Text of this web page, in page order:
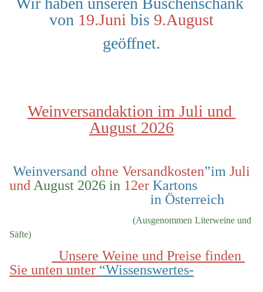
von 19.Juni bis 9.August
geöffnet.
Weinversandaktion im Juli und
August 2026
Weinversand ohne Versandkosten”im Juli
und August 2026 in 12er Kartons
                                        in Österreich
  (Ausgenommen Literweine und
Säfte)
  Unsere Weine und Preise finden
Sie unten unter “Wissenswertes-